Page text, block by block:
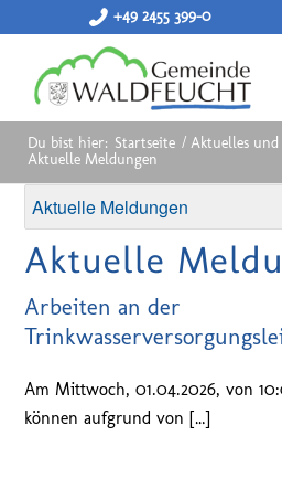
+49 2455 399-0
Du bist hier: Startseite / Aktuelles
Aktuelle Meldungen
Aktuelle
Arbeiten an der
Am Mittwoch, 01.04.2026, von
können aufgrund von […]